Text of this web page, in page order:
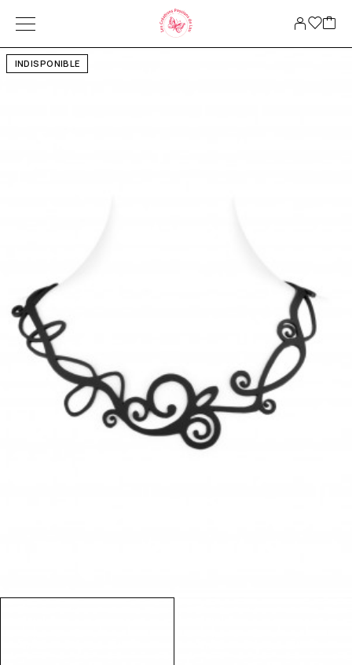
INDISPONIBLE